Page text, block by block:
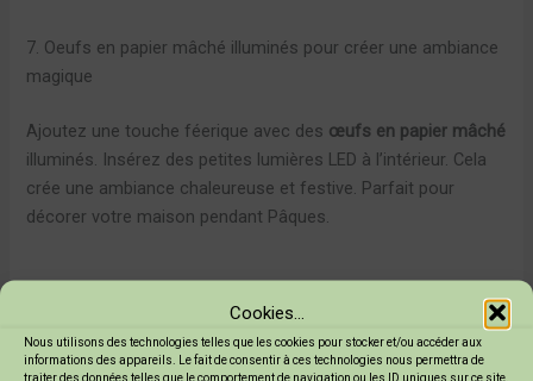
Cookies...
Nous utilisons des technologies telles que les cookies pour stocker et/ou accéder aux
informations des appareils. Le fait de consentir à ces technologies nous permettra de
traiter des données telles que le comportement de navigation ou les ID uniques sur ce site.
7. Oeufs en papier mâché illuminés pour créer une ambiance
magique
Ajoutez une touche féerique avec des œufs en papier mâché
illuminés. Insérez des petites lumières LED à l’intérieur. Cela
crée une ambiance chaleureuse et festive. Parfait pour
décorer votre maison pendant Pâques.
Choisir la bonne peinture et les bons matériaux